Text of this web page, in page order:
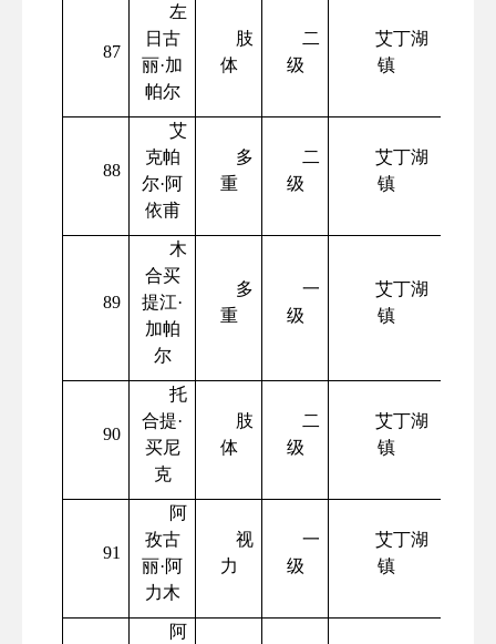
87
左
日古
丽·加
帕尔
肢
体
二
级
艾丁湖
镇
88
艾
克帕
尔·阿
依甫
多
重
二
级
艾丁湖
镇
89
木
合买
提江·
加帕
尔
多
重
一
级
艾丁湖
镇
90
托
合提·
买尼
克
肢
体
二
级
艾丁湖
镇
91
阿
孜古
丽·阿
力木
视
力
一
级
艾丁湖
镇
阿